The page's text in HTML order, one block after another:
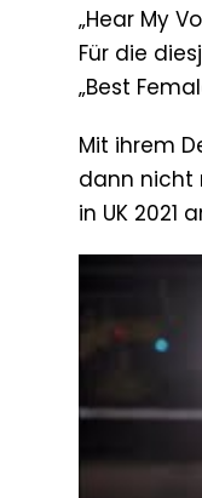
„Hear My
Für die
„Best
Mit ihrem
dann nicht
in UK